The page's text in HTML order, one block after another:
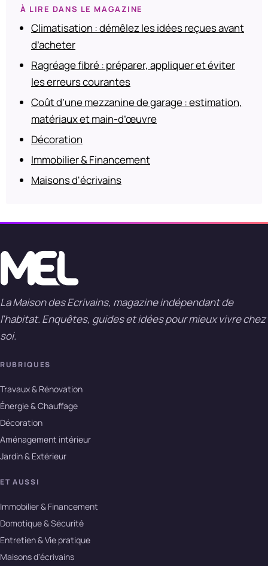
À LIRE DANS LE MAGAZINE
Climatisation : démêlez les idées reçues avant
d’acheter
Ragréage fibré : préparer, appliquer et éviter
les erreurs courantes
Coût d’une mezzanine de garage : estimation,
matériaux et main-d’œuvre
Décoration
Immobilier & Financement
Maisons d'écrivains
La Maison des Ecrivains, magazine indépendant de
l'habitat. Enquêtes, guides et idées pour mieux vivre chez
soi.
RUBRIQUES
Travaux & Rénovation
Énergie & Chauffage
Décoration
Aménagement intérieur
Jardin & Extérieur
ET AUSSI
Immobilier & Financement
Domotique & Sécurité
Entretien & Vie pratique
Maisons d'écrivains